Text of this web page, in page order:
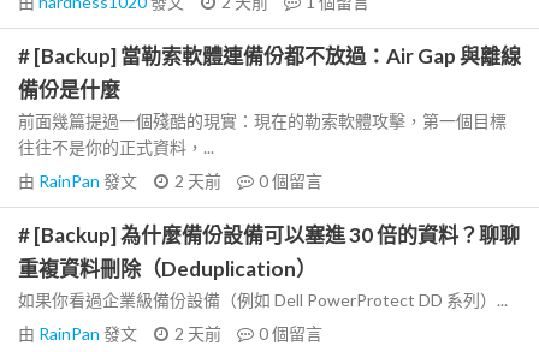
# [Backup] 當勒索軟體連備份都不放過：Air Gap 與離線
備份是什麼
前面幾篇提過一個殘酷的現實：現在的勒索軟體攻擊，第一個目標
往往不是你的正式資料，...
由 RainPan 發文 2 天前 0個留言
# [Backup] 為什麼備份設備可以塞進 30 倍的資料？聊聊
重複資料刪除（Deduplication）
如果你看過企業級備份設備（例如 Dell PowerProtect DD 系列）...
由 RainPan 發文 2 天前 0個留言